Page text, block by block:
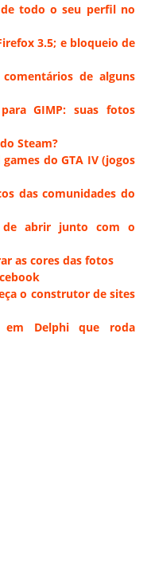
todo o seu perfil no
3.5; e bloqueio de
de alguns
GIMP: suas fotos
Steam?
do GTA IV (jogos
das comunidades do
de abrir junto com o
as cores das fotos
o construtor de sites
em Delphi que roda